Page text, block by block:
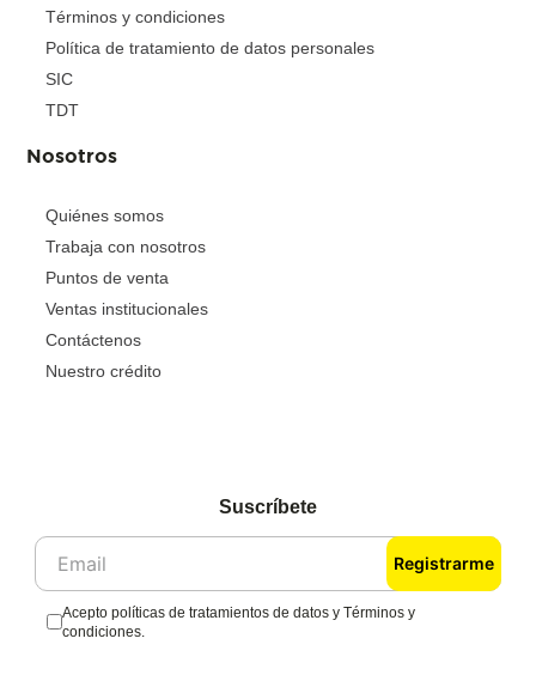
Términos y condiciones
Política de tratamiento de datos personales
SIC
TDT
Nosotros
Quiénes somos
Trabaja con nosotros
Puntos de venta
Ventas institucionales
Contáctenos
Nuestro crédito
Suscríbete
Registrarme
Acepto políticas de tratamientos de datos y Términos y
condiciones.